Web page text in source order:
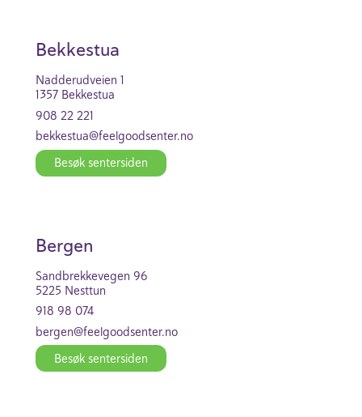
Bekkestua
Nadde­r­ud­veien 1
1357 Bekkestua
908 22 221
bekkestua@feel­good­se­nter.no
Besøk senter­siden
Bergen
Sand­brekke­vegen 96
5225 Nesttun
918 98 074
bergen@feel­good­se­nter.no
Besøk senter­siden